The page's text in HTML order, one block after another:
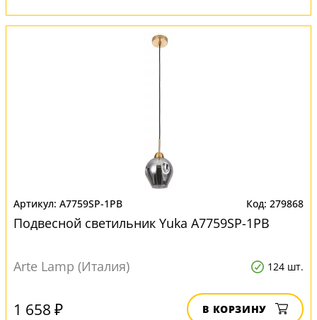
A7759SP-1PB 279868
Подвесной светильник Yuka A7759SP-1PB
Arte Lamp (Италия) 124 шт.
1 658 ₽ В КОРЗИНУ